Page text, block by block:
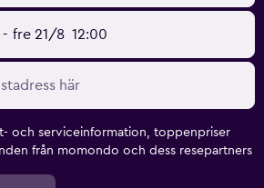
- fre 21/8 12:00
och serviceinformation, toppenpriser
från momondo och dess resepartners